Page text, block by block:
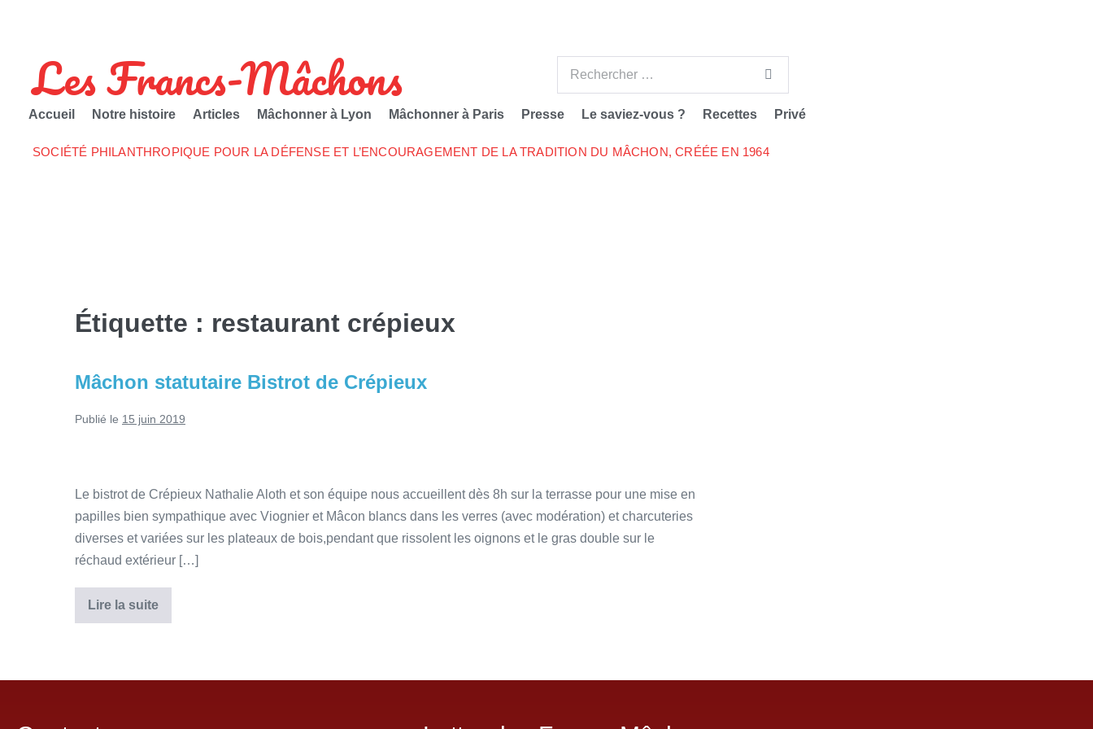
Les Francs-Mâchons
Accueil Notre histoire Articles Mâchonner à Lyon Mâchonner à Paris Presse Le saviez-vous ? Recettes Privé
SOCIÉTÉ PHILANTHROPIQUE POUR LA DÉFENSE ET L’ENCOURAGEMENT DE LA TRADITION DU MÂCHON, CRÉÉE EN 1964
Étiquette : restaurant crépieux
Mâchon statutaire Bistrot de Crépieux
Publié le 15 juin 2019
Le bistrot de Crépieux Nathalie Aloth et son équipe nous accueillent dès 8h sur la terrasse pour une mise en
papilles bien sympathique avec Viognier et Mâcon blancs dans les verres (avec modération) et charcuteries
diverses et variées sur les plateaux de bois,pendant que rissolent les oignons et le gras double sur le
réchaud extérieur […]
Lire la suite